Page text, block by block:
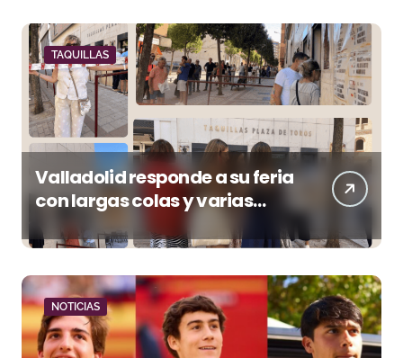
TAQUILLAS
Valladolid responde a su feria
con largas colas y varias
NOTICIAS